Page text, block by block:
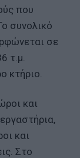
που
συνολικό
σε
τ.μ.
κτήριο.
και
και
Στο